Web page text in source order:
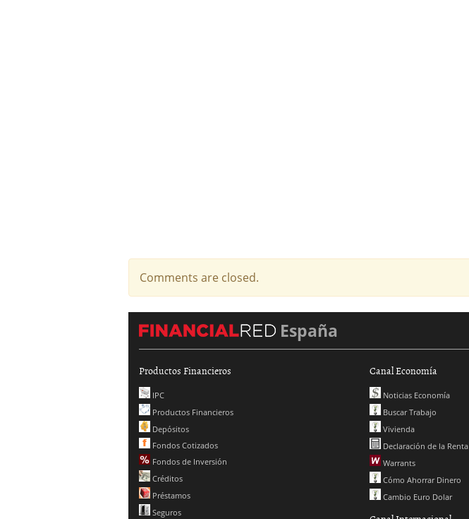
Comments are closed.
España
Productos Financieros
IPC
Productos Financieros
Depósitos
Fondos Cotizados
Fondos de Inversión
Créditos
Préstamos
Seguros
Canal Economía
Noticias Economía
Buscar Trabajo
Vivienda
Declaración de la Renta
Warrants
Cómo Ahorrar Dinero
Cambio Euro Dolar